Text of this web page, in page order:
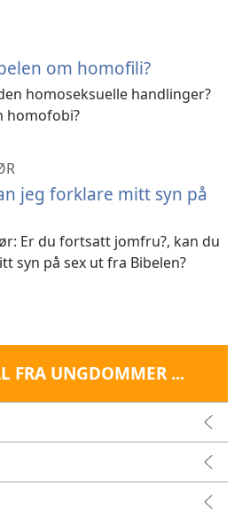
om homofili?
homoseksuelle handlinger?
homofobi?
jeg forklare mitt syn på
Er du fortsatt jomfru?, kan du
syn på sex ut fra Bibelen?
FRA UNGDOMMER ...